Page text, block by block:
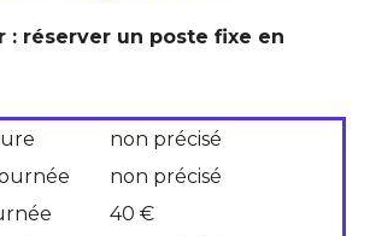
: réserver un poste fixe en
non précisé
non précisé
40 €